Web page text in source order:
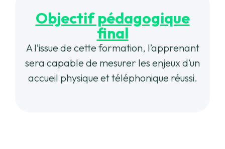
Objectif pédagogique
final
A l’issue de cette formation, l’apprenant
sera capable de mesurer les enjeux d’un
accueil physique et téléphonique réussi.